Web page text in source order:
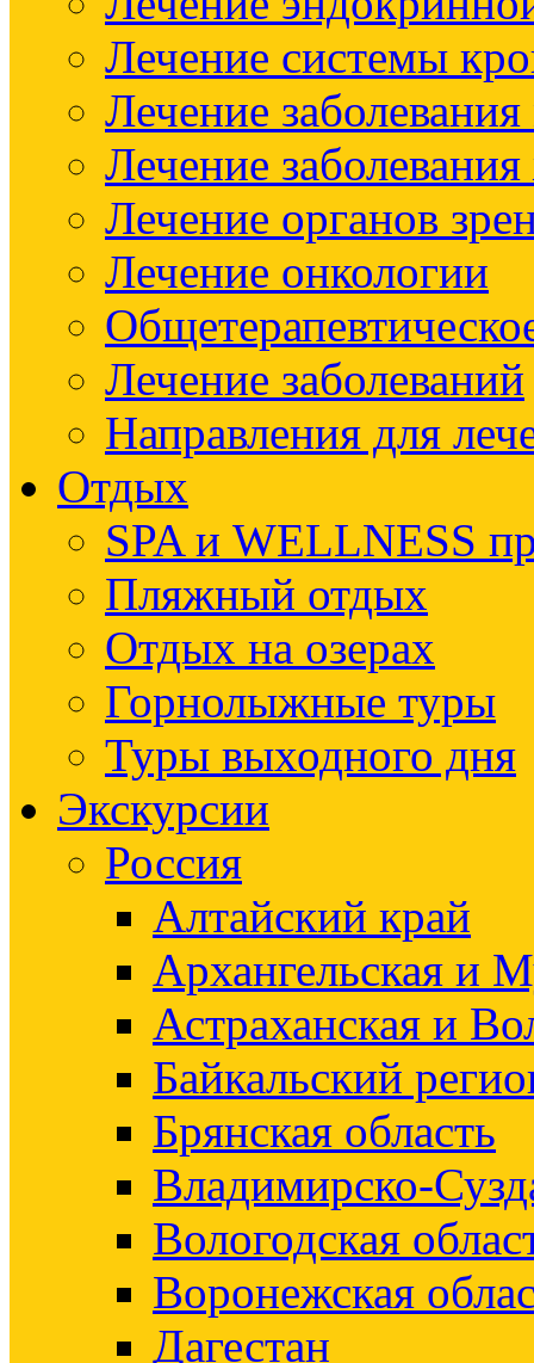
Лечение системы
Лечение
Лечение
Лечение органов
Лечение онкологии
Лечение заболеваний
Направления для
Отдых
SPA и WELLNESS
Пляжный отдых
Отдых на озерах
Горнолыжные туры
Туры выходного дня
Экскурсии
Россия
Алтайский край
Архангельская и
Астраханская и
Байкальский
Брянская область
Владимирско-
Вологодская
Воронежская
Дагестан